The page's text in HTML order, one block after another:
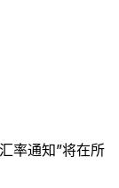
率通知”将在所